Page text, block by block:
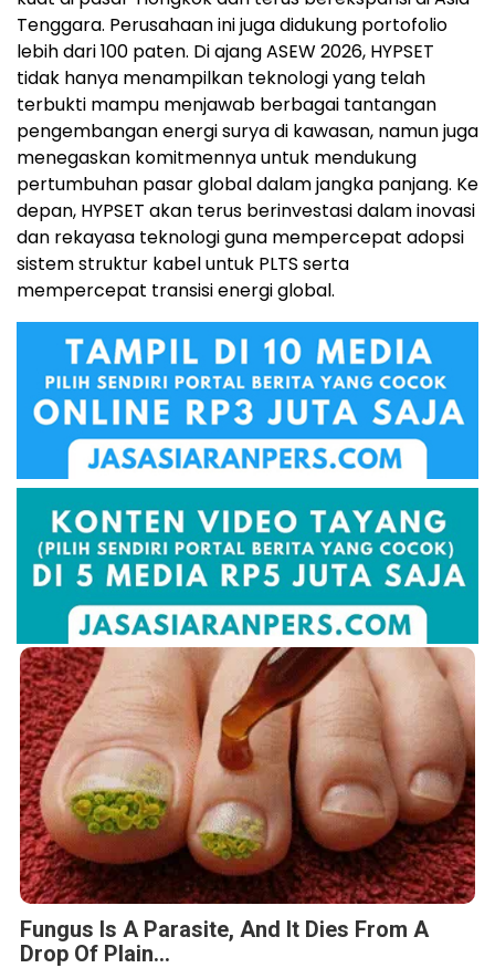
Tenggara. Perusahaan ini juga didukung portofolio
lebih dari 100 paten. Di ajang ASEW 2026, HYPSET
tidak hanya menampilkan teknologi yang telah
terbukti mampu menjawab berbagai tantangan
pengembangan energi surya di kawasan, namun juga
menegaskan komitmennya untuk mendukung
pertumbuhan pasar global dalam jangka panjang. Ke
depan, HYPSET akan terus berinvestasi dalam inovasi
dan rekayasa teknologi guna mempercepat adopsi
sistem struktur kabel untuk PLTS serta
mempercepat transisi energi global.
Fungus Is A Parasite, And It Dies From A
Drop Of Plain...